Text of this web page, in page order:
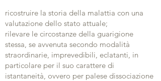
ricostruire la storia della malattia con una
valutazione dello stato attuale;
rilevare le circostanze della guarigione
stessa, se avvenuta secondo modalità
straordinarie, imprevedibili, eclatanti, in
particolare per il suo carattere di
istantaneità, ovvero per palese dissociazione